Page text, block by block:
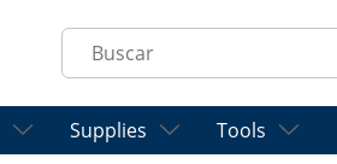
Site Search
Supplies Tools